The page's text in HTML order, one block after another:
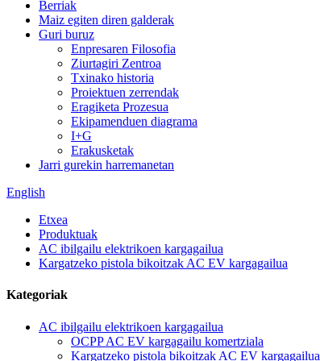
Berriak
Maiz egiten diren galderak
Guri buruz
Enpresaren Filosofia
Ziurtagiri Zentroa
Txinako historia
Proiektuen zerrendak
Eragiketa Prozesua
Ekipamenduen diagrama
I+G
Erakusketak
Jarri gurekin harremanetan
English
Etxea
Produktuak
AC ibilgailu elektrikoen kargagailua
Kargatzeko pistola bikoitzak AC EV kargagailua
Kategoriak
AC ibilgailu elektrikoen kargagailua
OCPP AC EV kargagailu komertziala
Kargatzeko pistola bikoitzak AC EV kargagailua